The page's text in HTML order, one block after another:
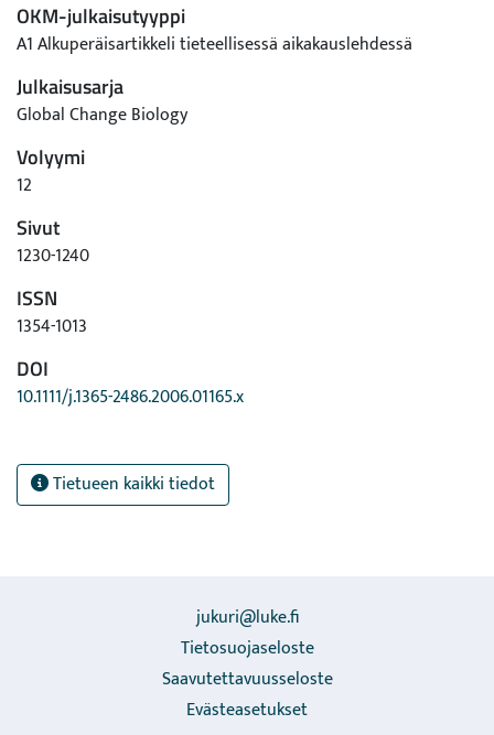
OKM-julkaisutyyppi
A1 Alkuperäisartikkeli tieteellisessä aikakauslehdessä
Julkaisusarja
Global Change Biology
Volyymi
12
Sivut
1230-1240
ISSN
1354-1013
DOI
10.1111/j.1365-2486.2006.01165.x
Tietueen kaikki tiedot
jukuri@luke.fi
Tietosuojaseloste
Saavutettavuusseloste
Evästeasetukset